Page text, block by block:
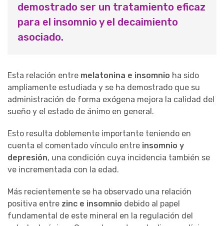
demostrado ser un tratamiento eficaz
para el insomnio y el decaimiento
asociado.
Esta relación entre melatonina e insomnio ha sido
ampliamente estudiada y se ha demostrado que su
administración de forma exógena mejora la calidad del
sueño y el estado de ánimo en general.
Esto resulta doblemente importante teniendo en
cuenta el comentado vínculo entre insomnio y
depresión, una condición cuya incidencia también se
ve incrementada con la edad.
Más recientemente se ha observado una relación
positiva entre zinc e insomnio debido al papel
fundamental de este mineral en la regulación del